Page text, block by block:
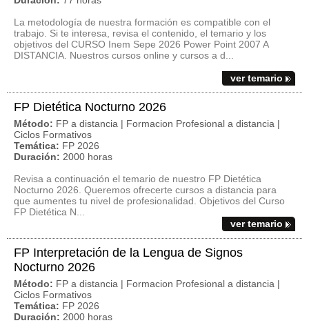
La metodología de nuestra formación es compatible con el
trabajo. Si te interesa, revisa el contenido, el temario y los
objetivos del CURSO Inem Sepe 2026 Power Point 2007 A
DISTANCIA. Nuestros cursos online y cursos a d...
ver temario
FP Dietética Nocturno 2026
Método: FP a distancia | Formacion Profesional a distancia |
Ciclos Formativos
Temática: FP 2026
Duración: 2000 horas
Revisa a continuación el temario de nuestro FP Dietética
Nocturno 2026. Queremos ofrecerte cursos a distancia para
que aumentes tu nivel de profesionalidad. Objetivos del Curso
FP Dietética N...
ver temario
FP Interpretación de la Lengua de Signos
Nocturno 2026
Método: FP a distancia | Formacion Profesional a distancia |
Ciclos Formativos
Temática: FP 2026
Duración: 2000 horas